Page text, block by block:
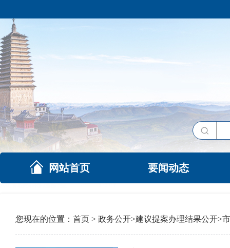
网站首页 要闻动态
您现在的位置： 首页 > 政务公开>建议提案办理结果公开>